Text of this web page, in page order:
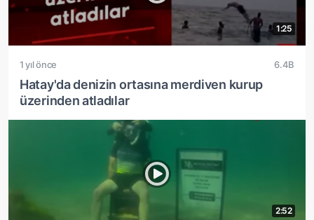
1:25
1 yıl önce 6.4B
Hatay'da denizin ortasına merdiven kurup
üzerinden atladılar
2:52